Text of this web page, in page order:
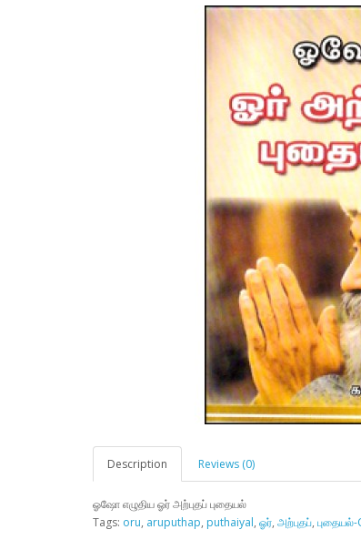
Description Reviews (0)
ஓஷோ எழுதிய ஓர் அற்புதப் புதையல்
Tags: oru, aruputhap, puthaiyal, ஓர், அற்புதப், புதையல்-